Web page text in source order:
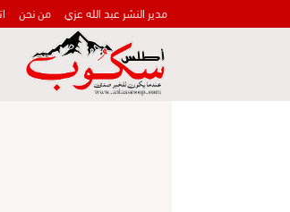
مدير النشر عبد الله عزي من نحن